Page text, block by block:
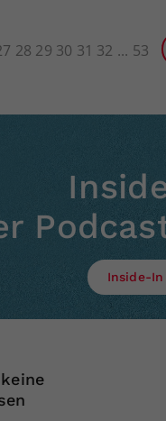
28 29 30 31 32 53
Inside-In